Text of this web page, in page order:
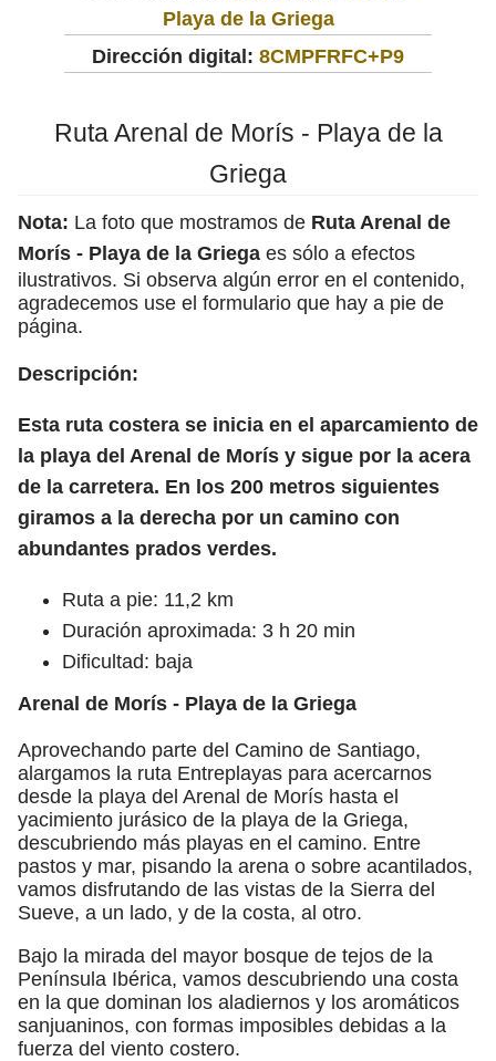
Playa de la Griega
Dirección digital: 8CMPFRFC+P9
Ruta Arenal de Morís - Playa de la
Griega
Nota: La foto que mostramos de Ruta Arenal de
Morís - Playa de la Griega es sólo a efectos
ilustrativos. Si observa algún error en el contenido,
agradecemos use el formulario que hay a pie de
página.
Descripción:
Esta ruta costera se inicia en el aparcamiento de
la playa del Arenal de Morís y sigue por la acera
de la carretera. En los 200 metros siguientes
giramos a la derecha por un camino con
abundantes prados verdes.
Ruta a pie: 11,2 km
Duración aproximada: 3 h 20 min
Dificultad: baja
Arenal de Morís - Playa de la Griega
Aprovechando parte del Camino de Santiago,
alargamos la ruta Entreplayas para acercarnos
desde la playa del Arenal de Morís hasta el
yacimiento jurásico de la playa de la Griega,
descubriendo más playas en el camino. Entre
pastos y mar, pisando la arena o sobre acantilados,
vamos disfrutando de las vistas de la Sierra del
Sueve, a un lado, y de la costa, al otro.
Bajo la mirada del mayor bosque de tejos de la
Península Ibérica, vamos descubriendo una costa
en la que dominan los aladiernos y los aromáticos
sanjuaninos, con formas imposibles debidas a la
fuerza del viento costero.